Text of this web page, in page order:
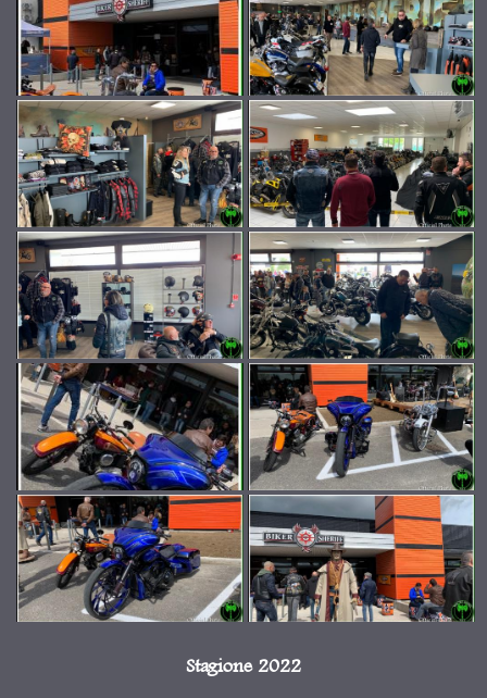
Stagione 2022